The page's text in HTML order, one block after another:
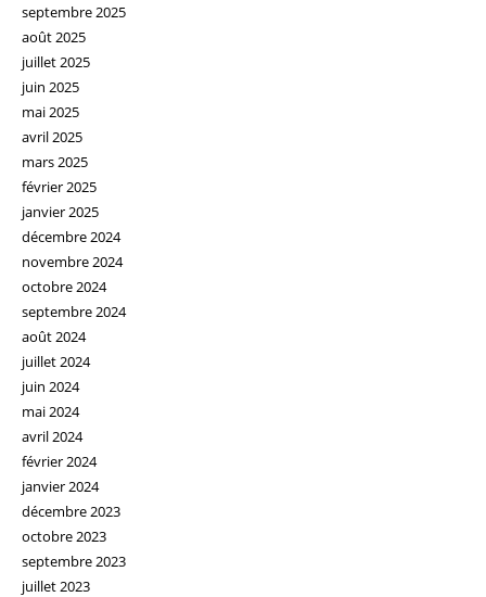
septembre 2025
août 2025
juillet 2025
juin 2025
mai 2025
avril 2025
mars 2025
février 2025
janvier 2025
décembre 2024
novembre 2024
octobre 2024
septembre 2024
août 2024
juillet 2024
juin 2024
mai 2024
avril 2024
février 2024
janvier 2024
décembre 2023
octobre 2023
septembre 2023
juillet 2023